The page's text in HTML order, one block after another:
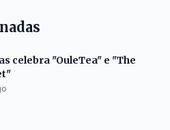
celebra "OuleTea" e "The